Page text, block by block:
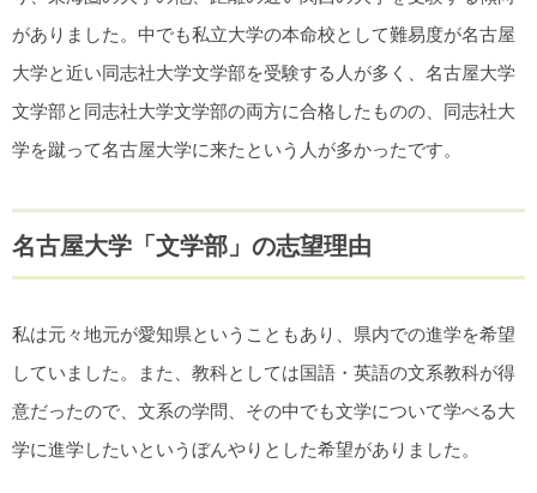
がありました。中でも私立大学の本命校として難易度が名古屋
大学と近い同志社大学文学部を受験する人が多く、名古屋大学
文学部と同志社大学文学部の両方に合格したものの、同志社大
学を蹴って名古屋大学に来たという人が多かったです。
名古屋大学「文学部」の志望理由
私は元々地元が愛知県ということもあり、県内での進学を希望
していました。また、教科としては国語・英語の文系教科が得
意だったので、文系の学問、その中でも文学について学べる大
学に進学したいというぼんやりとした希望がありました。